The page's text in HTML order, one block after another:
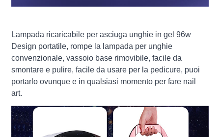
Lampada ricaricabile per asciuga unghie in gel 96w
Design portatile, rompe la lampada per unghie
convenzionale, vassoio base rimovibile, facile da
smontare e pulire, facile da usare per la pedicure, puoi
portarlo ovunque e in qualsiasi momento per fare nail
art.